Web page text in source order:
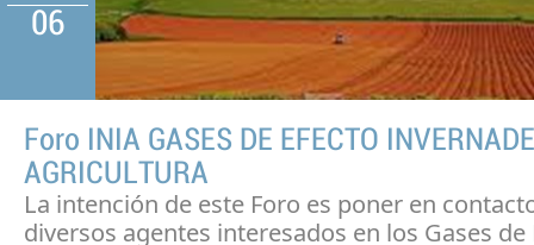
06
Foro INIA GASES DE EFECTO
AGRICULTURA
La intención de este Foro es poner en
diversos agentes interesados en los Gases de